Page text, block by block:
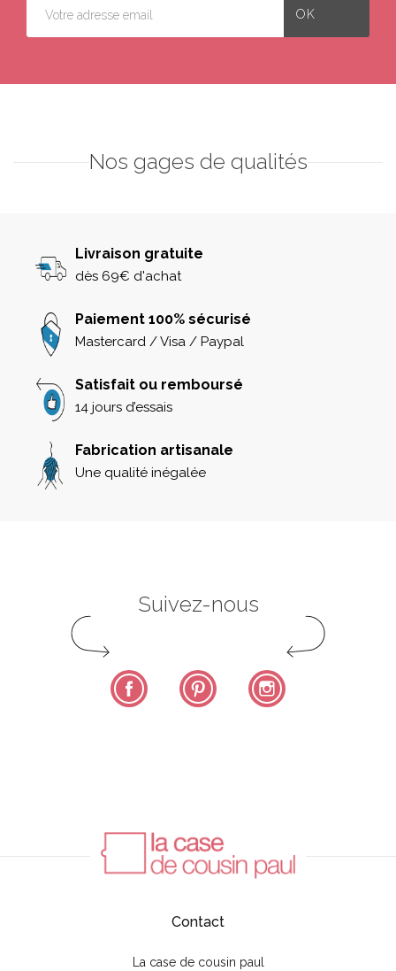
Nos gages de qualités
Livraison gratuite
dès 69€ d'achat
Paiement 100% sécurisé
Mastercard / Visa / Paypal
Satisfait ou remboursé
14 jours d’essais
Fabrication artisanale
Une qualité inégalée
Suivez-nous
Facebook Pinterest
Contact
La case de cousin paul